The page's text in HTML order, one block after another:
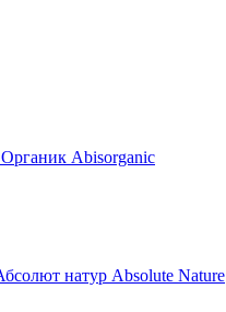
Abisorganic
натур Absolute Nature